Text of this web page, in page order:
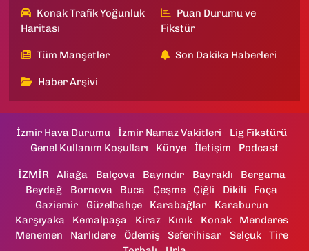
Konak Trafik Yoğunluk
Haritası
Puan Durumu ve
Fikstür
Tüm Manşetler Son Dakika Haberleri
Haber Arşivi
İzmir Hava Durumu İzmir Namaz Vakitleri
Lig Fikstürü
Genel Kullanım Koşulları
Künye İletişim Podcast
İZMİR Aliağa Balçova Bayındır Bayraklı
Bergama
Beydağ
Bornova Buca Çeşme Çiğli Dikili
Foça
Gaziemir
Güzelbahçe Karabağlar
Karaburun
Karşıyaka
Kemalpaşa Kiraz Kınık Konak
Menderes
Menemen
Narlıdere Ödemiş Seferihisar Selçuk
Tire